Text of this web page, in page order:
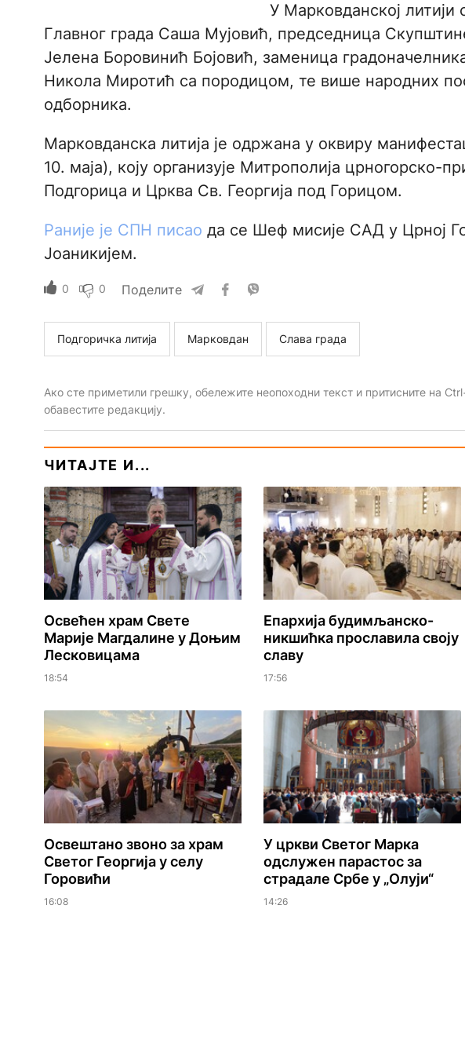
У Марковданској
Главног града Саша Мујовић, председница
Јелена Боровинић Бојовић, заменица
Никола Миротић са породицом, те више народних
одборника.
Марковданска литија је одржана у оквиру
10. маја), коју организује Митрополија црногорско-
Подгорица и Црква Св. Георгија под Горицом.
Раније је СПН писао да се Шеф мисије САД у Црној
Јоаникијем.
0 0 Поделите
Подгоричка литија Марковдан Слава града
Ако сте приметили грешку, обележите неопоходни текст и притисните на
обавестите редакцију.
ЧИТАЈТЕ И...
Освећен храм Свете
Марије Магдалине у Доњим
Лесковицама
18:54
Епархија будимљанско-
никшићка прославила своју
славу
17:56
Освештано звоно за храм
Светог Георгија у селу
Горовићи
16:08
У цркви Светог Марка
одслужен парастос за
страдале Србе у „Олуји“
14:26